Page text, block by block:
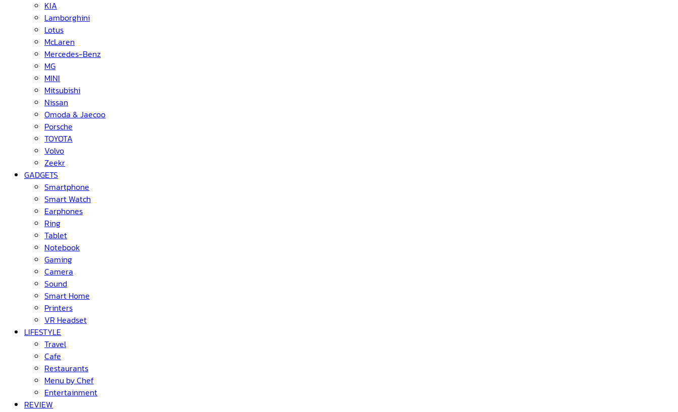
KIA
Lamborghini
Lotus
McLaren
Mercedes-Benz
MG
MINI
Mitsubishi
Nissan
Omoda & Jaecoo
Porsche
TOYOTA
Volvo
Zeekr
GADGETS
Smartphone
Smart Watch
Earphones
Ring
Tablet
Notebook
Gaming
Camera
Sound
Smart Home
Printers
VR Headset
LIFESTYLE
Travel
Cafe
Restaurants
Menu by Chef
Entertainment
REVIEW